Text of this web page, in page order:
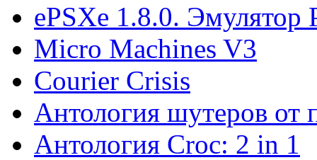
ePSXe 1.8.0. Эмулятор
Micro Machines V3
Courier Crisis
Антология шутеров от
Антология Croc: 2 in 1